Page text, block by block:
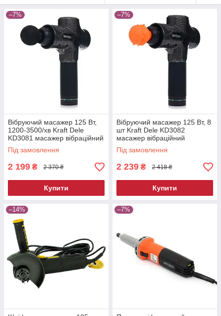
–7%
Вібруючий масажер 125 Вт,
1200-3500/хв Kraft Dele
KD3081 масажер вібраційний
Під замовлення
2 199 ₴ 2 370 ₴
Купити
–7%
Вібруючий масажер 125 Вт, 8
шт Kraft Dele KD3082
масажер вібраційний
Під замовлення
2 239 ₴ 2 418 ₴
Купити
–14% –7%